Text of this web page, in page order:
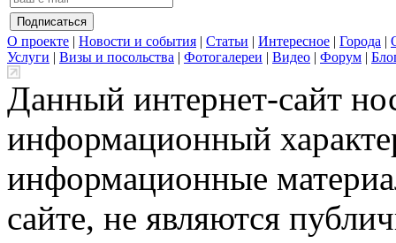
О проекте | Новости и события | Статьи | Интересное | Города |
Услуги | Визы и посольства | Фотогалереи | Видео | Форум |
Данный интернет-сайт
информационный
информационные
сайте, не являются